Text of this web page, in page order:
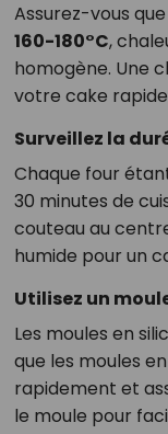
Assurez-vous
160-180°C,
homogène. Une
votre cake
Surveillez la
Chaque four
30 minutes de
couteau au
humide pour un
Utilisez un
Les moules en
que les moules
rapidement et
le moule pour